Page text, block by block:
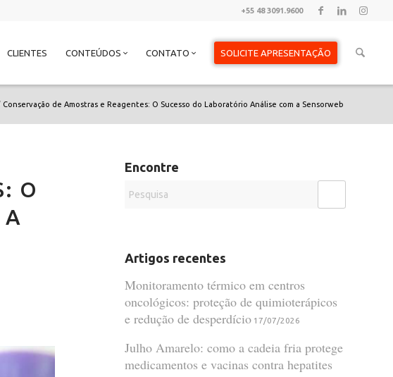
+55 48 3091.9600
CLIENTES CONTEÚDOS CONTATO SOLICITE APRESENTAÇÃO
Conservação de Amostras e Reagentes: O Sucesso do Laboratório Análise com a Sensorweb
O
A
Encontre
Artigos recentes
Monitoramento térmico em centros
oncológicos: proteção de quimioterápicos
e redução de desperdício 17/07/2026
Julho Amarelo: como a cadeia fria protege
medicamentos e vacinas contra hepatites